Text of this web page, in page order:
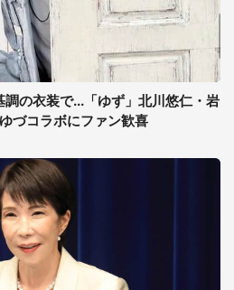
の衣装で...「ゆず」北川悠仁・岩
づコラボにファン歓喜